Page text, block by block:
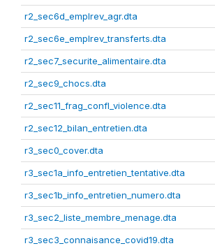
r2_sec6d_emplrev_agr.dta
r2_sec6e_emplrev_transferts.dta
r2_sec7_securite_alimentaire.dta
r2_sec9_chocs.dta
r2_sec11_frag_confl_violence.dta
r2_sec12_bilan_entretien.dta
r3_sec0_cover.dta
r3_sec1a_info_entretien_tentative.dta
r3_sec1b_info_entretien_numero.dta
r3_sec2_liste_membre_menage.dta
r3_sec3_connaisance_covid19.dta